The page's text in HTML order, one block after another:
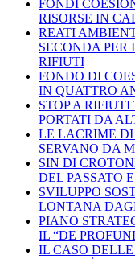
FONDI
RISORSE IN
REATI
SECONDA
RIFIUTI
FONDO DI
IN QUATTRO
STOP A RIFIUTI
PORTATI DA
LE LACRIME DI
SERVANO DA
SIN DI
DEL PASSATO
SVILUPPO
LONTANA
PIANO
IL “DE
IL CASO